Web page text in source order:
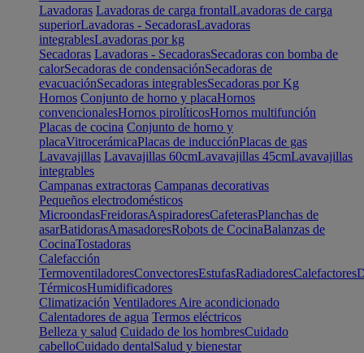
Lavadoras Lavadoras de carga frontalLavadoras de carga
superiorLavadoras - SecadorasLavadoras
integrablesLavadoras por kg
Secadoras Lavadoras - SecadorasSecadoras con bomba de
calorSecadoras de condensaciónSecadoras de
evacuaciónSecadoras integrablesSecadoras por Kg
Hornos Conjunto de horno y placaHornos
convencionalesHornos pirolíticosHornos multifunción
Placas de cocina Conjunto de horno y
placaVitrocerámicaPlacas de inducciónPlacas de gas
Lavavajillas Lavavajillas 60cmLavavajillas 45cmLavavajillas
integrables
Campanas extractoras Campanas decorativas
Pequeños electrodomésticos
MicroondasFreidorasAspiradoresCafeterasPlanchas de
asarBatidorasAmasadoresRobots de CocinaBalanzas de
CocinaTostadoras
Calefacción
TermoventiladoresConvectoresEstufasRadiadoresCalefactores
TérmicosHumidificadores
Climatización Ventiladores Aire acondicionado
Calentadores de agua Termos eléctricos
Belleza y salud Cuidado de los hombresCuidado
cabelloCuidado dentalSalud y bienestar